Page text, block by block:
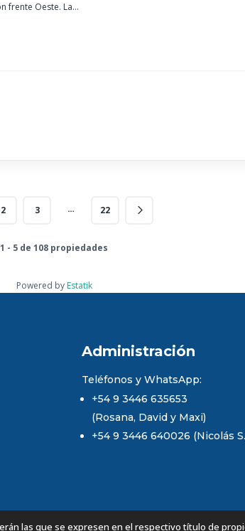
frente Oeste. La...
2 3 … 22
1 - 5 de 108 propiedades
Powered by Estatik
Administración
Teléfonos y WhatsApp:
+54 9 3446 635653
(Rosana, David y Maxi)
+54 9 3446 640026 (Nicolás
las que se expresen en el respectivo título de